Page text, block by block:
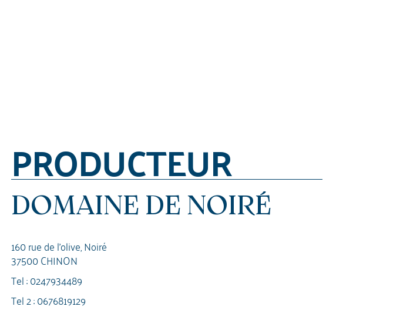
PRODUCTEUR
DOMAINE DE NOIRÉ
160 rue de l'olive, Noiré
37500 CHINON
Tel :0247934489
Tel 2 :0676819129